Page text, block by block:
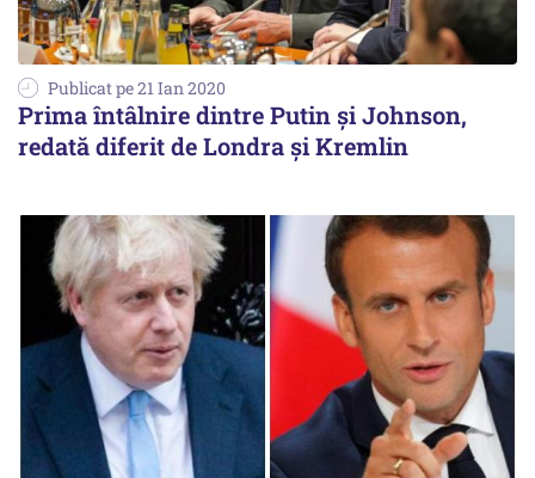
Publicat pe 21 Ian 2020
Prima întâlnire dintre Putin și Johnson,
redată diferit de Londra și Kremlin